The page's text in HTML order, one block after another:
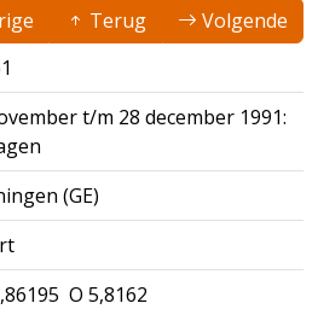
Terug
Volgende
t/m 28 december 1991:
(GE)
O 5,8162